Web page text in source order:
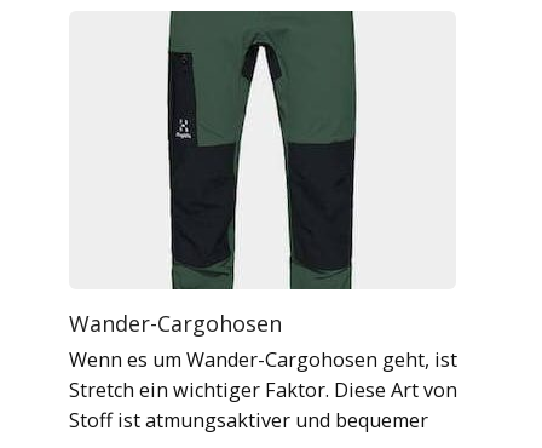
Wander-Cargohosen
Wenn es um Wander-Cargohosen geht, ist
Stretch ein wichtiger Faktor. Diese Art von
Stoff ist atmungsaktiver und bequemer